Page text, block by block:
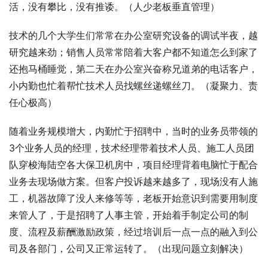
活，没有攀比，没有推诿。（人少老板垂直管理）
技术的几个大学生们常常在办公室研究设备的调试半夜，越
研究越来劲；销售人员常常陪着大客户都不知道怎么到家了
还抱马桶睡觉，第二天在办公室兴奋称兄道弟的电话客户，
小内勤也忙着帮忙技术人员找螺丝递螺丝刀。（凝聚力、责
任心极高）
随着业务规模增大，内勤忙于招聘中，当时的业务员带领的
3个业务人员的经理，技术经理带着技术人员、施工人员团
队穿梭海陆空各大保卫机房中，项目经理背着电脑忙于配合
业务去现场做方案。但客户投诉越来越多了，现场没有人施
工，机器故障了没人来修等等，老板开始意识到需要用制度
来管人了，于是招聘了人事主管，开始着手制定公司的制
度、流程及薪酬激励政策，经过培训后一点一点的融入到公
司及各部门，公司又正常运转了。（出现问题立刻解决）